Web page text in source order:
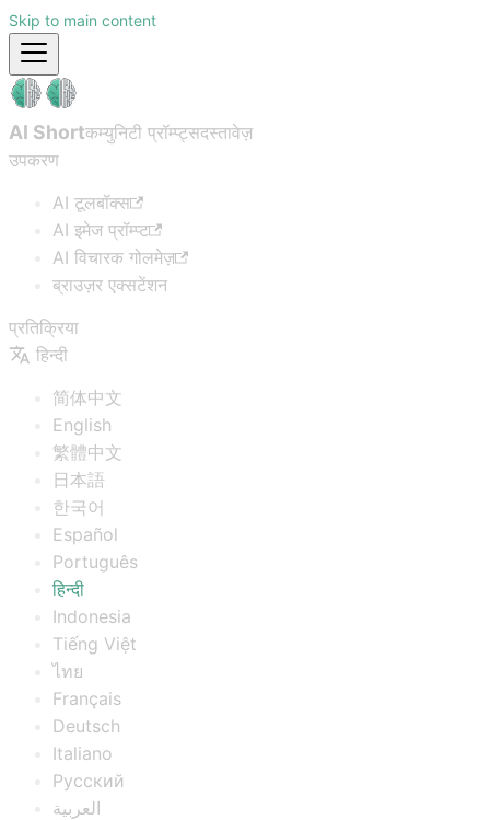
Skip to main content
AI Shortकम्युनिटी प्रॉम्प्ट्सदस्तावेज़
उपकरण
AI टूलबॉक्स
AI इमेज प्रॉम्प्ट
AI विचारक गोलमेज़
ब्राउज़र एक्सटेंशन
प्रतिक्रिया
हिन्दी
简体中文
English
繁體中文
日本語
한국어
Español
Português
हिन्दी
Indonesia
Tiếng Việt
ไทย
Français
Deutsch
Italiano
Русский
العربية